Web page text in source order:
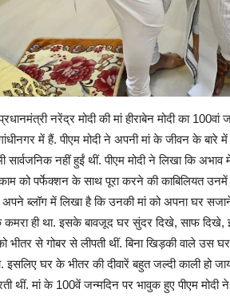
नरेंद्र मोदी की मां हीराबेन मोदी का
में हैं. पीएम मोदी ने अपनी मां के जीवन के
सार्वजनिक नहीं हुईं थीं. पीएम मोदी ने लिखा कि
को पर्फेक्शन के साथ पूरा करने की काबिलियत
अपने ब्लॉग में लिखा है कि उनकी मां को अपना घर
ही था. इसके बावजूद घर सुंदर दिखे, साफ दिखे,
से गोबर से लीपती थीं. बिना खिड़की वाले उस
इसलिए घर के भीतर की दीवारें बहुत जल्दी काली हो
थीं. मां के 100वें जन्मदिन पर भावुक हुए पीएम मोदी